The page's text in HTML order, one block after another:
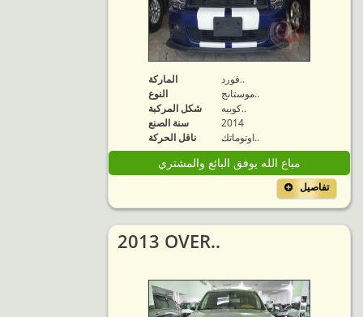
الماركة
فورد..
النوع
موستانج..
شكل المركبة
كوبيه..
سنة الصنع
2014
ناقل الحركة
اوتوماتك..
مباع الله يوفق البائع والمشتري
تفاصيل
2013 OVER..